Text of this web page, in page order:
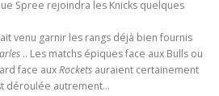
Spree rejoindra les Knicks quelques
venu garnir les rangs déjà bien fournis
.. Les matchs épiques face aux Bulls ou
face auxRockets auraient certainement
déroulée autrement…